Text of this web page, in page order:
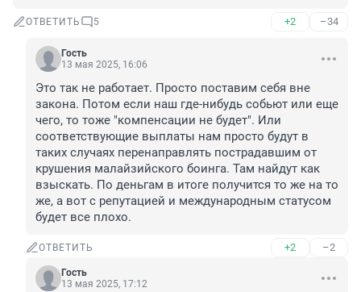
ОТВЕТИТЬ 5 +2 –34
Гость
13 мая 2025, 16:06
Это так не работает. Просто поставим себя вне
закона. Потом если наш где-нибудь собьют или еще
чего, то тоже "компенсации не будет". Или
соответствующие выплаты нам просто будут в
таких случаях перенаправлять пострадавшим от
крушения малайзийского боинга. Там найдут как
взыскать. По деньгам в итоге получится то же на то
же, а вот с репутацией и международным статусом
будет все плохо.
ОТВЕТИТЬ +2 –2
Гость
13 мая 2025, 17:12